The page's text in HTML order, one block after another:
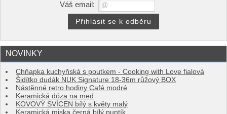
Váš email:
NOVINKY
Chňapka kuchyňská s poutkem - Cooking with Love fialová
Šidítko dudák NUK Signature 18-36m růžový BOX
Nástěnné retro hodiny Café modré
Keramická dóza na med
KOVOVÝ SVÍCEN bílý s květy malý
Keramická miska černá bílý puntík